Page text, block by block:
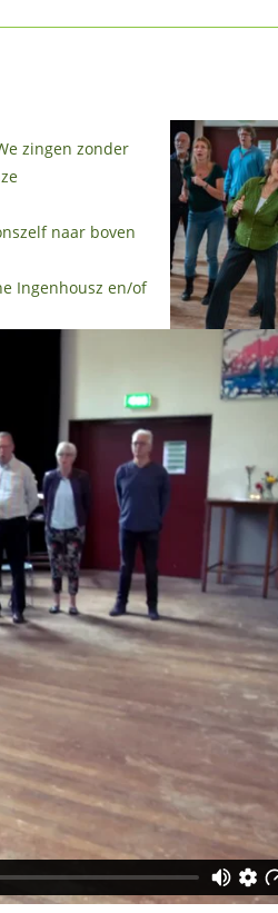
zingen zonder
naar boven
Ingenhousz en/of